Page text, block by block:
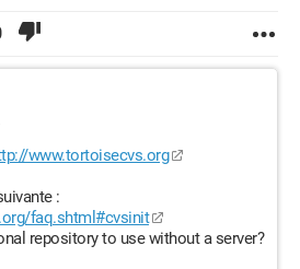
www.tortoisecvs.org
:
faq.shtml#cvsinit
repository to use without a server?